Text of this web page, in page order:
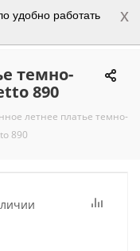
удобно работать
x
0
темно-
890
летнее платье темно-
890